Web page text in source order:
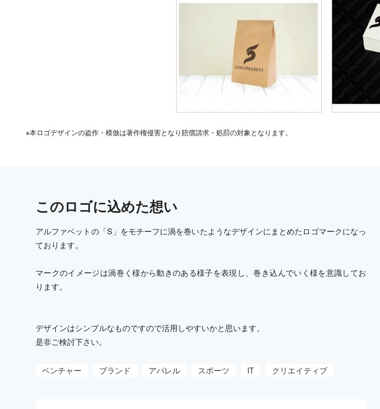
※本ロゴデザインの盗作・模倣は著作権侵害となり賠償請求・処罰の対象となります。
このロゴに込めた想い
アルファベットの「S」をモチーフに渦を巻いたようなデザインにまとめたロゴマークになっ
ております。
マークのイメージは渦巻く様から動きのある様子を表現し、巻き込んでいく様を意識してお
ります。
デザインはシンプルなものですので活用しやすいかと思います。
是非ご検討下さい。
ベンチャー ブランド アパレル スポーツ IT クリエイティブ